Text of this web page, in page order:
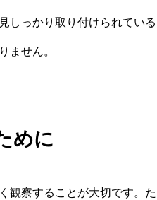
しっかり取り付けられている
ません。
めに
観察することが大切です。た